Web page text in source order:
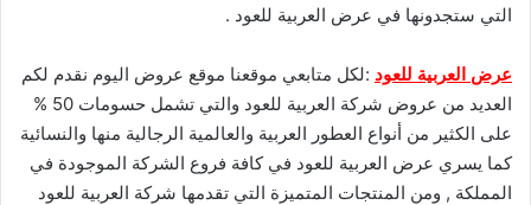
التي ستجدونها في عرض العربية للعود .
عرض العربية للعود :لكل متابعي موقعنا موقع عروض اليوم نقدم لكم
العديد من عروض شركة العربية للعود والتي تشمل حسومات 50 %
على الكثير من أنواع العطور العربية والعالمية الرجالية منها والنسائية
كما يسري عرض العربية للعود في كافة فروع الشركة الموجودة في
المملكة , ومن المنتجات المتميزة التي تقدمها شركة العربية للعود